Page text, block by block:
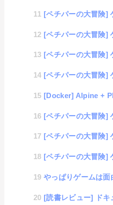
[ペチパーの大冒険] ゲ
[ペチパーの大冒険] ゲー
[ペチパーの大冒険] ゲーム
[ペチパーの大冒険] ゲーム
[Docker] Alpine + PHP8.2
[ペチパーの大冒険] ゲー
[ペチパーの大冒険] ゲーム制作#02
[ペチパーの大冒険] ゲーム制作
やっぱりゲームは面
[読書レビュー] ドキ